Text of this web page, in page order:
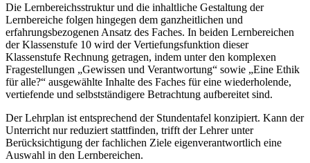
Die Lernbereichsstruktur und die inhaltliche Gestaltung der
Lernbereiche folgen hingegen dem ganzheitlichen und
erfahrungsbezogenen Ansatz des Faches. In beiden Lernbereichen
der Klassenstufe 10 wird der Vertiefungsfunktion dieser
Klassenstufe Rechnung getragen, indem unter den komplexen
Fragestellungen „Gewissen und Verantwortung“ sowie „Eine Ethik
für alle?“ ausgewählte Inhalte des Faches für eine wiederholende,
vertiefende und selbstständigere Betrachtung aufbereitet sind.
Der Lehrplan ist entsprechend der Stundentafel konzipiert. Kann der
Unterricht nur reduziert stattfinden, trifft der Lehrer unter
Berücksichtigung der fachlichen Ziele eigenverantwortlich eine
Auswahl in den Lernbereichen.